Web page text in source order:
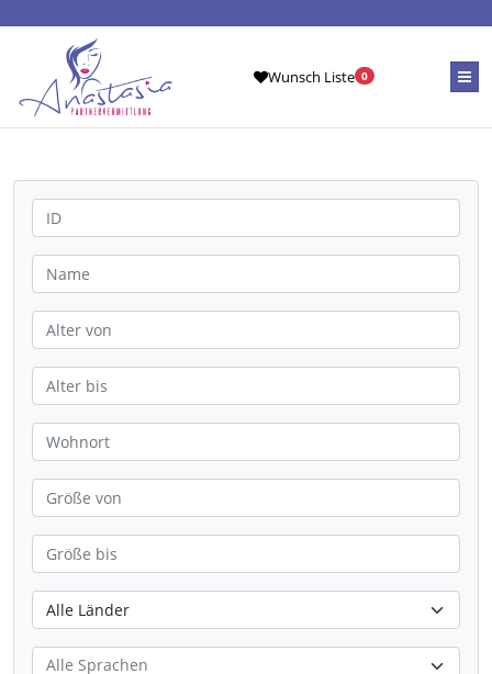
Wunsch Liste 0